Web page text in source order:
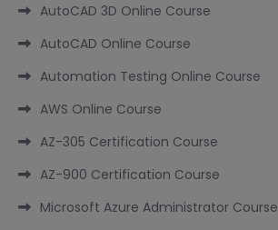
AutoCAD 3D Online Course
AutoCAD Online Course
Automation Testing Online Course
AWS Online Course
AZ-305 Certification Course
AZ-900 Certification Course
Microsoft Azure Administrator Course